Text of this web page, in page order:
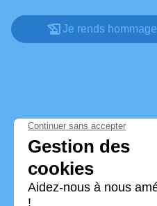
Je rends hommage